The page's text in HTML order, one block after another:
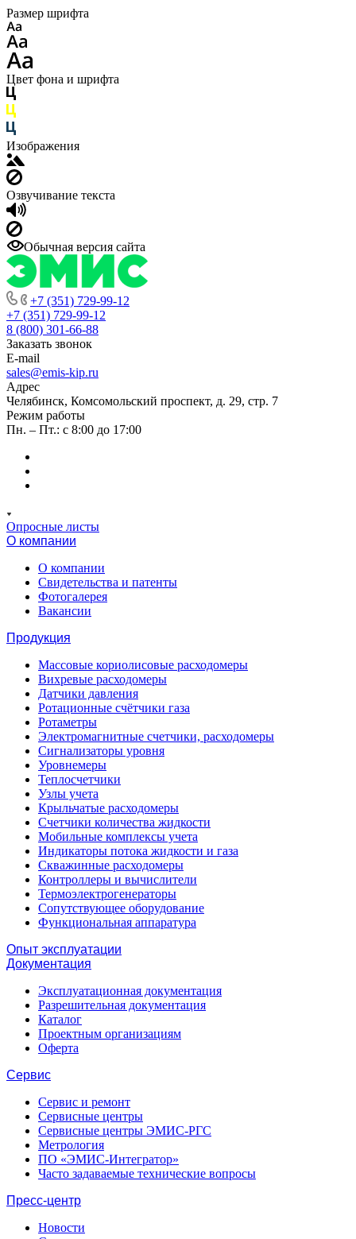
Размер шрифта
Цвет фона и шрифта
Изображения
Озвучивание текста
Обычная версия сайта
+7 (351) 729-99-12
+7 (351) 729-99-12
8 (800) 301-66-88
Заказать звонок
E-mail
sales@emis-kip.ru
Адрес
Челябинск, Комсомольский проспект, д. 29, стр. 7
Режим работы
Пн. – Пт.: с 8:00 до 17:00
Опросные листы
О компании
О компании
Свидетельства и патенты
Фотогалерея
Вакансии
Продукция
Массовые кориолисовые расходомеры
Вихревые расходомеры
Датчики давления
Ротационные счётчики газа
Ротаметры
Электромагнитные счетчики, расходомеры
Сигнализаторы уровня
Уровнемеры
Теплосчетчики
Узлы учета
Крыльчатые расходомеры
Счетчики количества жидкости
Мобильные комплексы учета
Индикаторы потока жидкости и газа
Скважинные расходомеры
Контроллеры и вычислители
Термоэлектрогенераторы
Сопутствующее оборудование
Функциональная аппаратура
Опыт эксплуатации
Документация
Эксплуатационная документация
Разрешительная документация
Каталог
Проектным организациям
Оферта
Сервис
Сервис и ремонт
Сервисные центры
Сервисные центры ЭМИС-РГС
Метрология
ПО «ЭМИС-Интегратор»
Часто задаваемые технические вопросы
Пресс-центр
Новости